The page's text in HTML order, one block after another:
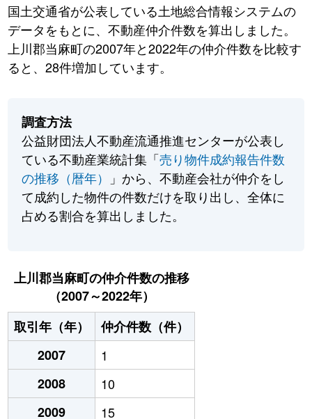
国土交通省が公表している土地総合情報システムの
データをもとに、不動産仲介件数を算出しました。
上川郡当麻町の2007年と2022年の仲介件数を比較す
ると、28件増加しています。
調査方法
公益財団法人不動産流通推進センターが公表し
ている不動産業統計集「売り物件成約報告件数
の推移（暦年）
」から、不動産会社が仲介をし
て成約した物件の件数だけを取り出し、全体に
占める割合を算出しました。
上川郡当麻町の仲介件数の推移
（2007～2022年）
取引年（年）
仲介件数（件）
2007
1
2008
10
2009
15